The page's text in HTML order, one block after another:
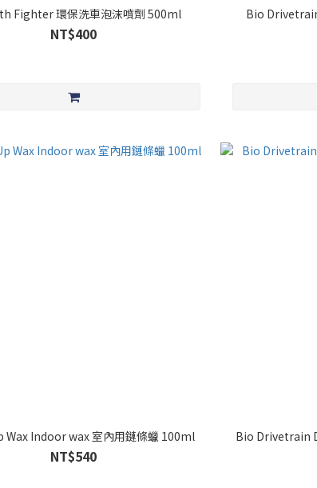
Fighter 環保洗車泡沫噴劑 500ml
NT$400
Bio
Wax Indoor wax 室內用鏈條蠟 100ml
NT$540
Bio Drivetrain